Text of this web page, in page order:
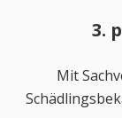
3.
Mit